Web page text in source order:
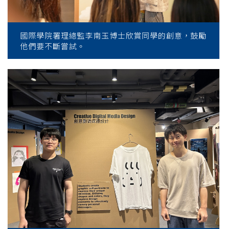
國際學院署理總監李南玉博士欣賞同學的創意，鼓勵
他們要不斷嘗試。